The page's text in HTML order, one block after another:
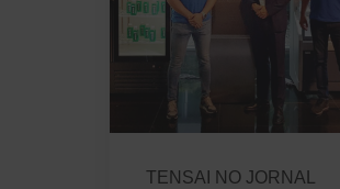
TENSAI NO JORNAL